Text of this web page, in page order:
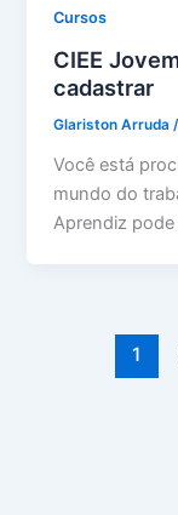
Cursos
CIEE
cadastrar
Glariston Arruda
Você está
mundo do
Aprendiz
1